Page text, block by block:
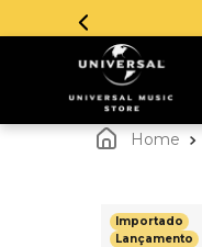
Importado
Lançamento